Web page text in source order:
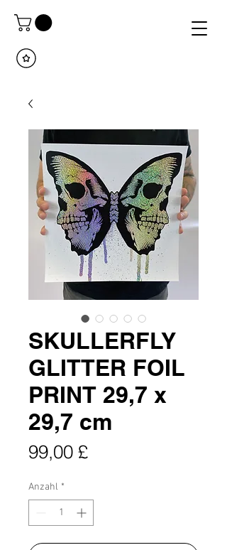
SKULLERFLY
GLITTER FOIL
PRINT 29,7 x
29,7 cm
99,00 £Preis
Anzahl *